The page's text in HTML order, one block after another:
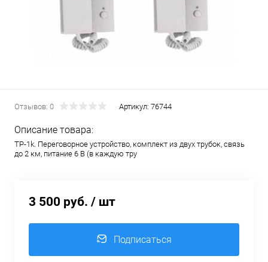
Отзывов: 0 Артикул: 76744
Описание товара:
TP-1k. Переговорное устройство, комплект из двух трубок, связь
до 2 км, питание 6 В (в каждую тру
3 500 руб. / шт
Подписаться